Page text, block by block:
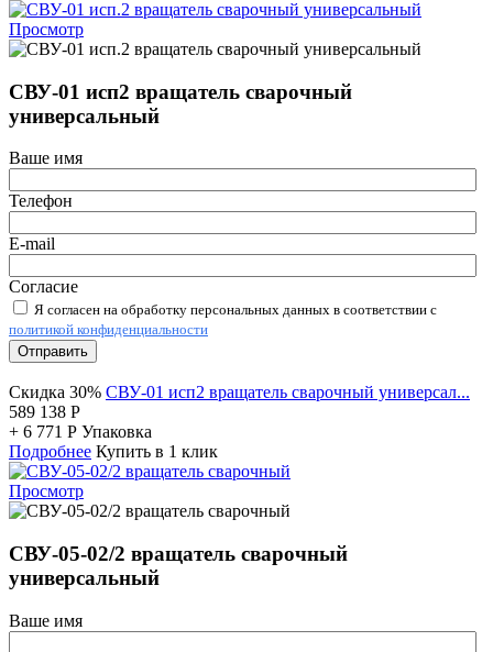
Просмотр
СВУ-01 исп2 вращатель сварочный
универсальный
Ваше имя
Телефон
E-mail
Согласие
Я согласен на обработку персональных данных в соответствии с
политикой конфиденциальности
Отправить
Скидка 30% СВУ-01 исп2 вращатель сварочный универсал...
589 138 Р
+ 6 771 Р Упаковка
Подробнее Купить в 1 клик
Просмотр
СВУ-05-02/2 вращатель сварочный
универсальный
Ваше имя